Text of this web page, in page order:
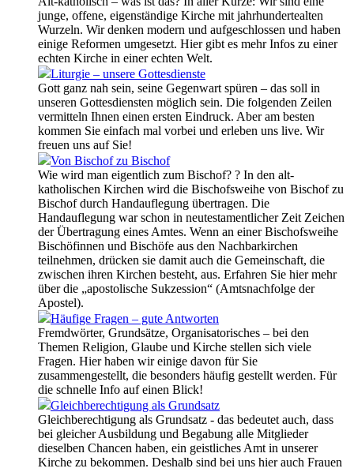
junge, offene, eigenständige Kirche mit jahrhundertealten
Wurzeln. Wir denken modern und aufgeschlossen und haben
einige Reformen umgesetzt. Hier gibt es mehr Infos zu einer
echten Kirche in einer echten Welt.
Liturgie – unsere Gottesdienste
Gott ganz nah sein, seine Gegenwart spüren – das soll in
unseren Gottesdiensten möglich sein. Die folgenden Zeilen
vermitteln Ihnen einen ersten Eindruck. Aber am besten
kommen Sie einfach mal vorbei und erleben uns live. Wir
freuen uns auf Sie!
Von Bischof zu Bischof
Wie wird man eigentlich zum Bischof? ? In den alt-
katholischen Kirchen wird die Bischofsweihe von Bischof zu
Bischof durch Handauflegung übertragen. Die
Handauflegung war schon in neutestamentlicher Zeit Zeichen
der Übertragung eines Amtes. Wenn an einer Bischofsweihe
Bischöfinnen und Bischöfe aus den Nachbarkirchen
teilnehmen, drücken sie damit auch die Gemeinschaft, die
zwischen ihren Kirchen besteht, aus. Erfahren Sie hier mehr
über die „apostolische Sukzession“ (Amtsnachfolge der
Apostel).
Häufige Fragen – gute Antworten
Fremdwörter, Grundsätze, Organisatorisches – bei den
Themen Religion, Glaube und Kirche stellen sich viele
Fragen. Hier haben wir einige davon für Sie
zusammengestellt, die besonders häufig gestellt werden. Für
die schnelle Info auf einen Blick!
Gleichberechtigung als Grundsatz
Gleichberechtigung als Grundsatz - das bedeutet auch, dass
bei gleicher Ausbildung und Begabung alle Mitglieder
dieselben Chancen haben, ein geistliches Amt in unserer
Kirche zu bekommen. Deshalb sind bei uns hier auch Frauen